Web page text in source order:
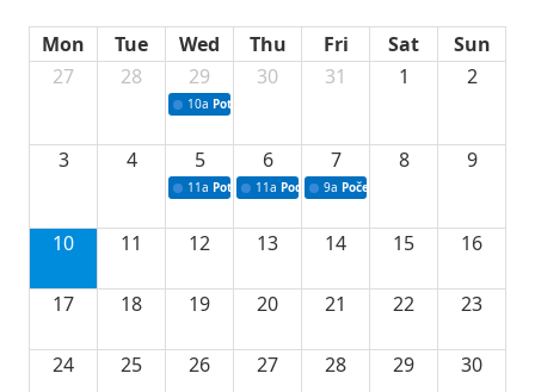
Mon Tue Wed Thu Fri Sat
Sun
27
28 29
10a Potpisivanje ugovora sa neprofitnim
30 31 1 2
3 4 5
11a Potpisivanje ugovora o stipendijama za
6
11a Podrška razvoju vodne infrastrukture u
7
9a Početak izgradnje nove
8 9
10 11 12 13 14 15 16
17 18 19 20 21 22 23
24 25 26 27 28 29 30